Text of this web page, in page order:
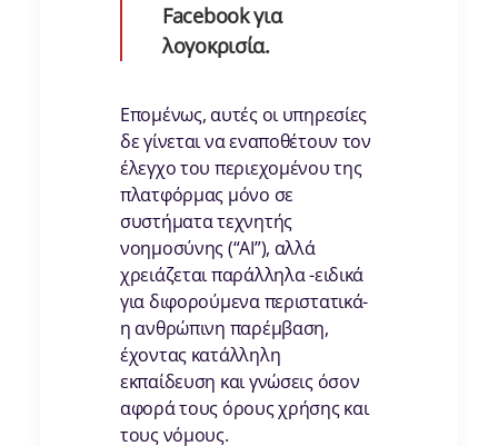
Facebook για
λογοκρισία.
Επομένως, αυτές οι υπηρεσίες
δε γίνεται να εναποθέτουν τον
έλεγχο του περιεχομένου της
πλατφόρμας μόνο σε
συστήματα τεχνητής
νοημοσύνης (“ΑΙ”), αλλά
χρειάζεται παράλληλα -ειδικά
για διφορούμενα περιστατικά-
η ανθρώπινη παρέμβαση,
έχοντας κατάλληλη
εκπαίδευση και γνώσεις όσον
αφορά τους όρους χρήσης και
τους νόμους.